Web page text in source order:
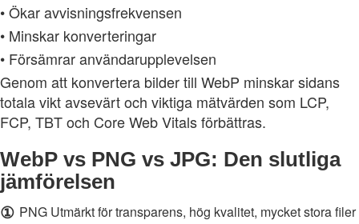
• Ökar avvisningsfrekvensen
• Minskar konverteringar
• Försämrar användarupplevelsen
Genom att konvertera bilder till WebP minskar sidans
totala vikt avsevärt och viktiga mätvärden som LCP,
FCP, TBT och Core Web Vitals förbättras.
WebP vs PNG vs JPG: Den slutliga
jämförelsen
① PNG Utmärkt för transparens, hög kvalitet, mycket stora filer